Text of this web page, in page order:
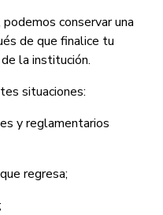
conservar una
de que finalice tu
la institución.
situaciones:
y reglamentarios
regresa;